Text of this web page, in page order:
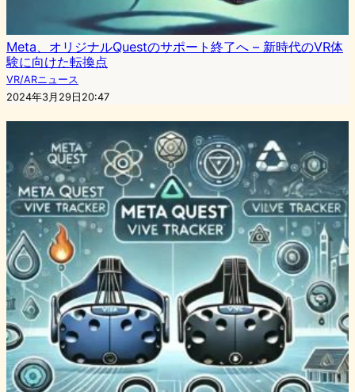
Meta、オリジナルQuestのサポート終了へ – 新時代のVR体
験に向けた転換点
VR/ARニュース
2024年3月29日20:47